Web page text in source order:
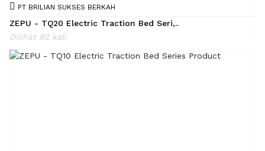
PT BRILIAN SUKSES BERKAH
ZEPU - TQ20 Electric Traction Bed Seri,..
Dilihat 92 kali